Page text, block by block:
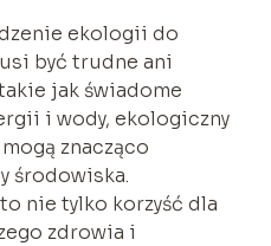
ekologii do
być trudne ani
jak świadome
i wody, ekologiczny
znacząco
środowiska.
nie tylko korzyść dla
zdrowia i